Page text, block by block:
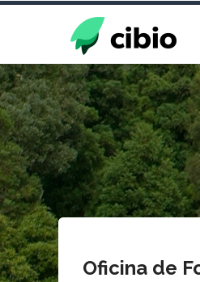
Skip
content
Oficina de